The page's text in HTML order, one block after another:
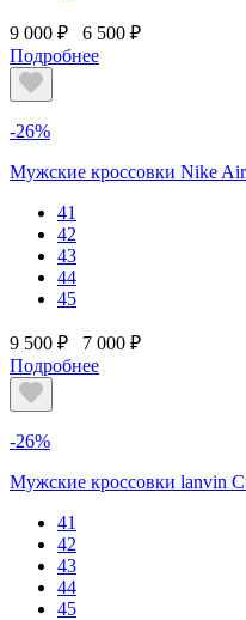
9 000 ₽
6 500 ₽
Подробнее
-26%
Мужские кроссовки Nike
41
42
43
44
45
9 500 ₽
7 000 ₽
Подробнее
-26%
Мужские кроссовки lanvin
41
42
43
44
45